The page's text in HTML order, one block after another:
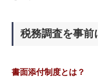
税務調査を事前
書面添付制度とは？